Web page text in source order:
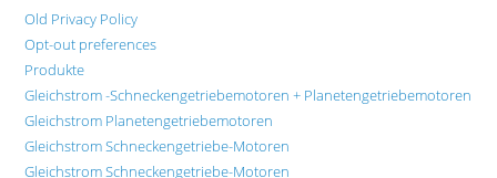
Old Privacy Policy
Opt-out preferences
Produkte
Gleichstrom -Schneckengetriebemotoren + Planetengetriebemotoren
Gleichstrom Planetengetriebemotoren
Gleichstrom Schneckengetriebe-Motoren
Gleichstrom Schneckengetriebe-Motoren